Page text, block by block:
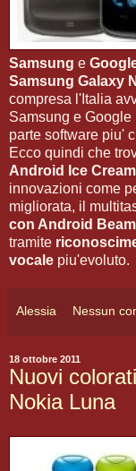
Samsung e
Samsung Galaxy
compresa l'Italia
Samsung e
parte software piu'
Ecco quindi che
Android Ice
innovazioni come
migliorata, il
con Android Beam
tramite
vocale piu'evoluto.
Alessia Nessun
18 ottobre 2011
Nuovi
Nokia Luna